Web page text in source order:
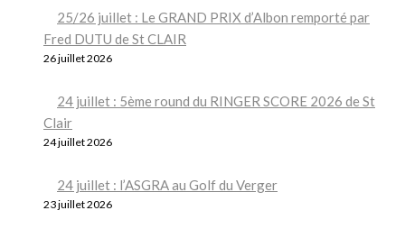
25/26 juillet : Le GRAND PRIX d’Albon remporté par
Fred DUTU de St CLAIR
26 juillet 2026
24 juillet : 5ème round du RINGER SCORE 2026 de St
Clair
24 juillet 2026
24 juillet : l’ASGRA au Golf du Verger
23 juillet 2026